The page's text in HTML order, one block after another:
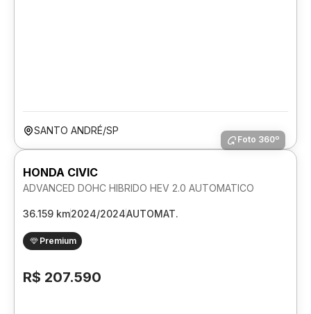
SANTO ANDRÉ/SP
Foto 360º
HONDA CIVIC
ADVANCED DOHC HIBRIDO HEV 2.0 AUTOMATICO
36.159 km2024/2024AUTOMAT.
Premium
R$ 207.590